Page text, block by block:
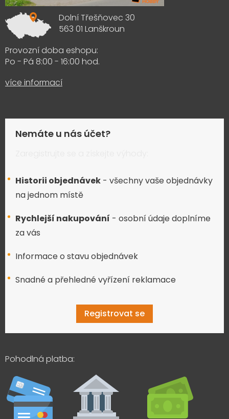
Dolní Třešňovec 30
563 01 Lanškroun
Provozní doba eshopu:
Po - Pá 8:00 - 16:00 hod.
více informací
Nemáte u nás účet?
Historii objednávek - všechny vaše objednávky
na jednom místě
Rychlejší nakupování - osobní údaje doplníme
za vás
Informace o stavu objednávek
Snadné a přehledné vyřízení reklamace
Registrovat se
Pohodlná platba: